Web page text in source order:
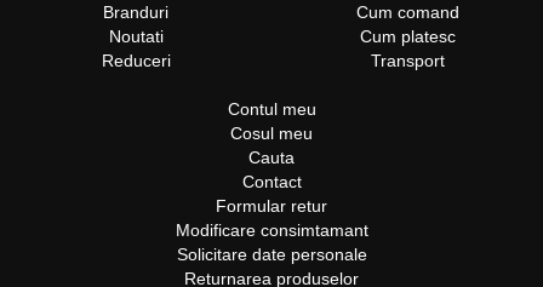
Branduri
Noutati
Reduceri
Cum comand
Cum platesc
Transport
Contul meu
Cosul meu
Cauta
Contact
Formular retur
Modificare consimtamant
Solicitare date personale
Returnarea produselor